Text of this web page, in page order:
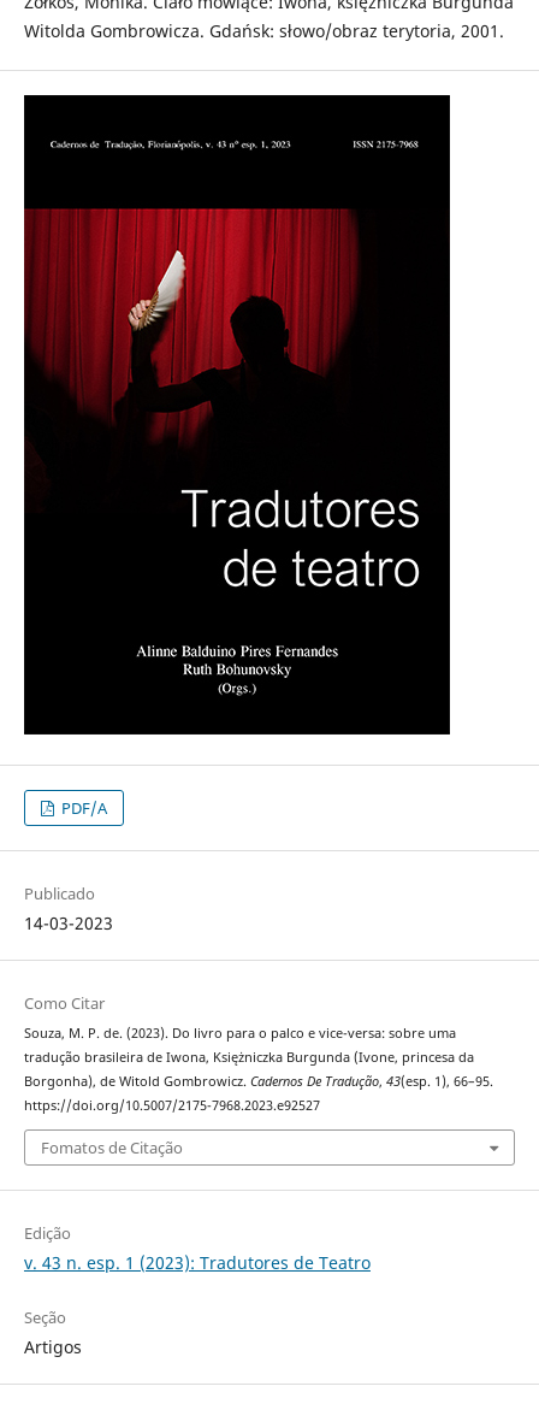
Witolda Gombrowicza. Gdańsk: słowo/obraz terytoria, 2001.
PDF/A
Publicado
14-03-2023
Como Citar
Souza, M. P. de. (2023). Do livro para o palco e vice-versa: sobre uma
tradução brasileira de Iwona, Księżniczka Burgunda (Ivone, princesa da
Borgonha), de Witold Gombrowicz. Cadernos De Tradução, 43(esp. 1), 66–95.
https://doi.org/10.5007/2175-7968.2023.e92527
Fomatos de Citação
Edição
v. 43 n. esp. 1 (2023): Tradutores de Teatro
Seção
Artigos